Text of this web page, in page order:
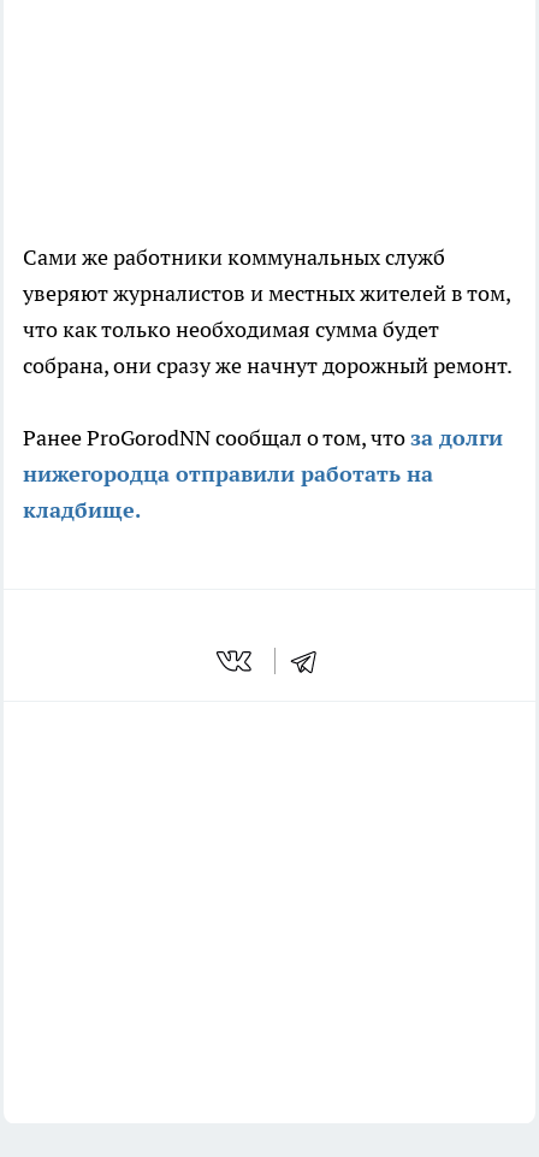
Сами же работники коммунальных служб
уверяют журналистов и местных жителей в том,
что как только необходимая сумма будет
собрана, они сразу же начнут дорожный ремонт.
Ранее ProGorodNN сообщал о том, чтоза долги
нижегородца отправили работать на
кладбище.